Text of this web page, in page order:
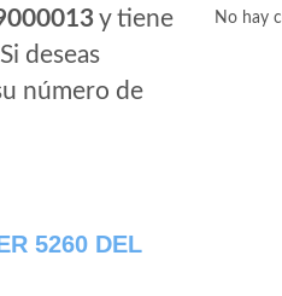
y tiene
deseas
número de
5260 DEL
No hay